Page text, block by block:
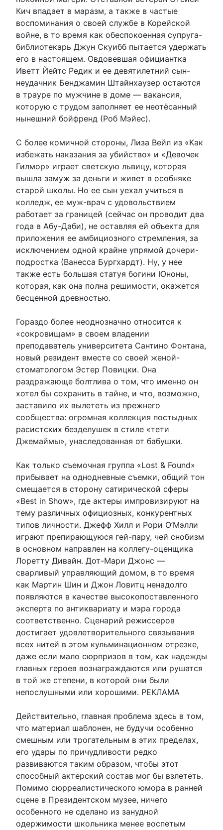
Кич впадает в маразм, а также в частые
воспоминания о своей службе в Корейской
войне, в то время как обеспокоенная супруга-
библиотекарь Джун Скуибб пытается удержать
его в настоящем. Овдовевшая официантка
Иветт Йейтс Редик и ее девятилетний сын-
неудачник Бенджамин Штайнхаузер остаются
в трауре по мужчине в доме — вакансия,
которую с трудом заполняет ее неотёсанный
нынешний бойфренд (Роб Мэйес).
С более комичной стороны, Лиза Вейл из «Как
избежать наказания за убийство» и «Девочек
Гилмор» играет светскую львицу, которая
вышла замуж за деньги и живет в особняке
старой школы. Но ее сын уехал учиться в
колледж, ее муж-врач с удовольствием
работает за границей (сейчас он проводит два
года в Абу-Даби), не оставляя ей объекта для
приложения ее амбициозного стремления, за
исключением одной крайне упрямой дочери-
подростка (Ванесса Бургхардт). Ну, у нее
также есть большая статуя богини Юноны,
которая, как она полна решимости, окажется
бесценной древностью.
Гораздо более неоднозначно относится к
«сокровищам» в своем владении
преподаватель университета Сантино Фонтана,
новый резидент вместе со своей женой-
стоматологом Эстер Повицки. Она
раздражающе болтлива о том, что именно он
хотел бы сохранить в тайне, и что, возможно,
заставило их вылететь из прежнего
сообщества: огромная коллекция постыдных
расистских безделушек в стиле «тети
Джемаймы», унаследованная от бабушки.
Как только съемочная группа «Lost & Found»
прибывает на однодневные съемки, общий тон
смещается в сторону сатирической сферы
«Best in Show», где актеры импровизируют на
тему различных официозных, конкурентных
типов личности. Джефф Хилл и Рори О’Мэлли
играют препирающуюся гей-пару, чей снобизм
в основном направлен на коллегу-оценщика
Лоретту Дивайн. Дот-Мари Джонс —
сварливый управляющий домом, в то время
как Мартин Шин и Джон Ловитц ненадолго
появляются в качестве высокопоставленного
эксперта по антиквариату и мэра города
соответственно. Сценарий режиссеров
достигает удовлетворительного связывания
всех нитей в этом кульминационном отрезке,
даже если мало сюрпризов в том, как надежды
главных героев вознаграждаются или рушатся
в той же степени, в которой они были
непослушными или хорошими. РЕКЛАМА
Действительно, главная проблема здесь в том,
что материал шаблонен, не будучи особенно
смешным или трогательным в этих пределах,
его удары по причудливости редко
развиваются таким образом, чтобы этот
способный актерский состав мог бы взлететь.
Помимо сюрреалистического юмора в ранней
сцене в Президентском музее, ничего
особенного не сделано из занудной
одержимости школьника менее воспетым